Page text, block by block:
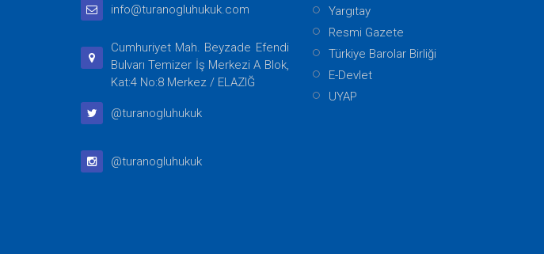
info@turanogluhukuk.com
Cumhuriyet Mah. Beyzade Efendi
Bulvarı Temizer İş Merkezi A Blok,
Kat:4 No:8 Merkez / ELAZIĞ
@turanogluhukuk
@turanogluhukuk
Yargıtay
Resmi Gazete
Türkiye Barolar Birliği
E-Devlet
UYAP